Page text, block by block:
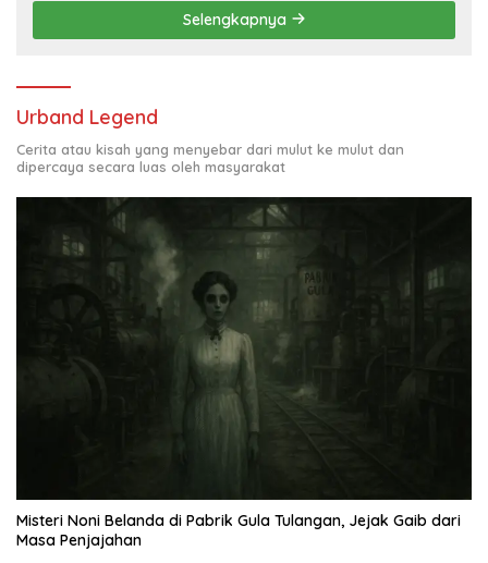
Selengkapnya
Urband Legend
Cerita atau kisah yang menyebar dari mulut ke mulut dan
dipercaya secara luas oleh masyarakat
Misteri Noni Belanda di Pabrik Gula Tulangan, Jejak Gaib dari
Masa Penjajahan